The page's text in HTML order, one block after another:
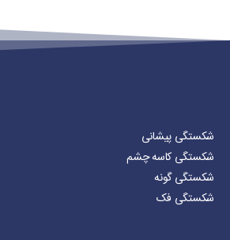
شکستگی پیشانی
شکستگی کاسه چشم
شکستگی گونه
شکستگی فک